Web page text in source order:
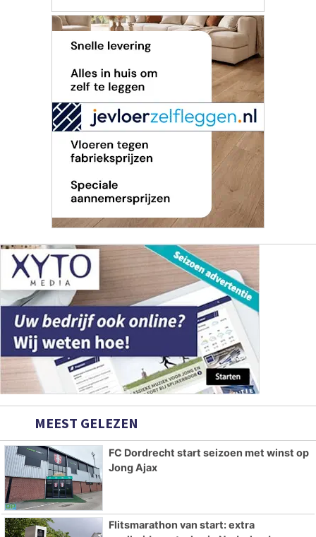
MEEST GELEZEN
FC Dordrecht start seizoen met winst op
Jong Ajax
Flitsmarathon van start: extra